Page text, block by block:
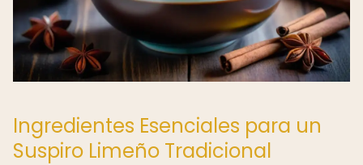
Ingredientes Esenciales para un
Suspiro Limeño Tradicional